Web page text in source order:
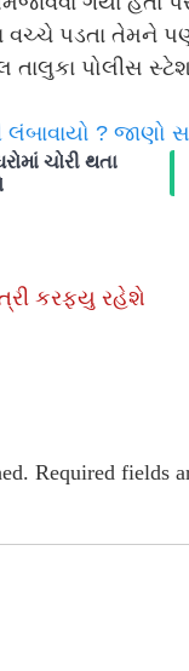
પડતા તેમને પણ
પોલીસ
? જાણો
ચોરી થતા
કરફ્યુ રહેશે
Required fields